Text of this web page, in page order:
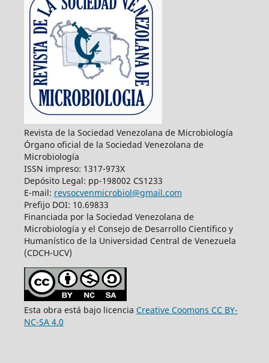
Revista de la Sociedad Venezolana de Microbiología
Órgano oficial de la Sociedad Venezolana de
Microbiología
ISSN impreso: 1317-973X
Depósito Legal: pp-198002 CS1233
E-mail: revsocvenmicrobiol@gmail.com
Prefijo DOI: 10.69833
Financiada por la Sociedad Venezolana de
Microbiología y el Consejo de Desarrollo Científico y
Humanístico de la Universidad Central de Venezuela
(CDCH-UCV)
Esta obra está bajo licencia Creative Coomons CC BY-
NC-SA 4.0